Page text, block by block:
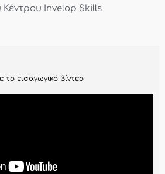
Κέντρου Invelop Skills
το εισαγωγικό βίντεο